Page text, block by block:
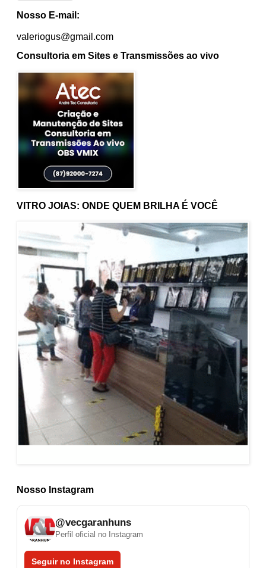
Nosso Instagram
@vecgaranhuns
Perfil oficial no Instagram
Seguir no Instagram
VITRO JOIAS: ONDE QUEM BRILHA É VOCÊ
Nosso E-mail:
valeriogus@gmail.com
Consultoria em Sites e Transmissões ao vivo